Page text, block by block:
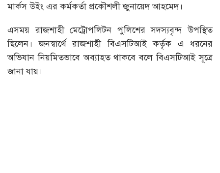
মার্কস উইং এর কর্মকর্তা প্রকৌশলী জুনায়েদ আহমেদ।
এসময় রাজশাহী মেট্রোপলিটন পুলিশের সদস্যবৃন্দ উপস্থিত
ছিলেন। জনস্বার্থে রাজশাহী বিএসটিআই কর্তৃক এ ধরনের
অভিযান নিয়মিতভাবে অব্যাহত থাকবে বলে বিএসটিআই সূত্রে
জানা যায়।